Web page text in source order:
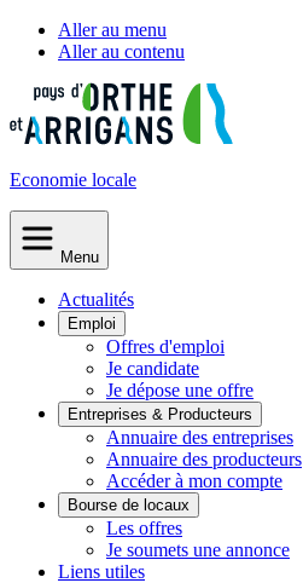
Aller au menu
Aller au contenu
Economie locale
Menu
Actualités
Emploi
Offres d'emploi
Je candidate
Je dépose une offre
Entreprises & Producteurs
Annuaire des entreprises
Annuaire des producteurs
Accéder à mon compte
Bourse de locaux
Les offres
Je soumets une annonce
Liens utiles